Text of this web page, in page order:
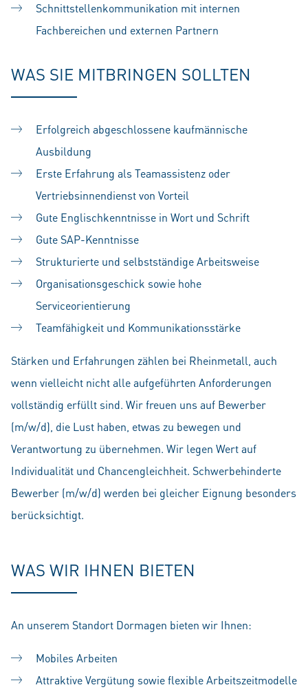
Schnittstellenkommunikation mit internen
Fachbereichen und externen Partnern
WAS SIE MITBRINGEN SOLLTEN
Erfolgreich abgeschlossene kaufmännische
Ausbildung
Erste Erfahrung als Teamassistenz oder
Vertriebsinnendienst von Vorteil
Gute Englischkenntnisse in Wort und Schrift
Gute SAP-Kenntnisse
Strukturierte und selbstständige Arbeitsweise
Organisationsgeschick sowie hohe
Serviceorientierung
Teamfähigkeit und Kommunikationsstärke
Stärken und Erfahrungen zählen bei Rheinmetall, auch
wenn vielleicht nicht alle aufgeführten Anforderungen
vollständig erfüllt sind. Wir freuen uns auf Bewerber
(m/w/d), die Lust haben, etwas zu bewegen und
Verantwortung zu übernehmen. Wir legen Wert auf
Individualität und Chancengleichheit. Schwerbehinderte
Bewerber (m/w/d) werden bei gleicher Eignung besonders
berücksichtigt.
WAS WIR IHNEN BIETEN
An unserem Standort Dormagen bieten wir Ihnen:
Mobiles Arbeiten
Attraktive Vergütung sowie flexible Arbeitszeitmodelle